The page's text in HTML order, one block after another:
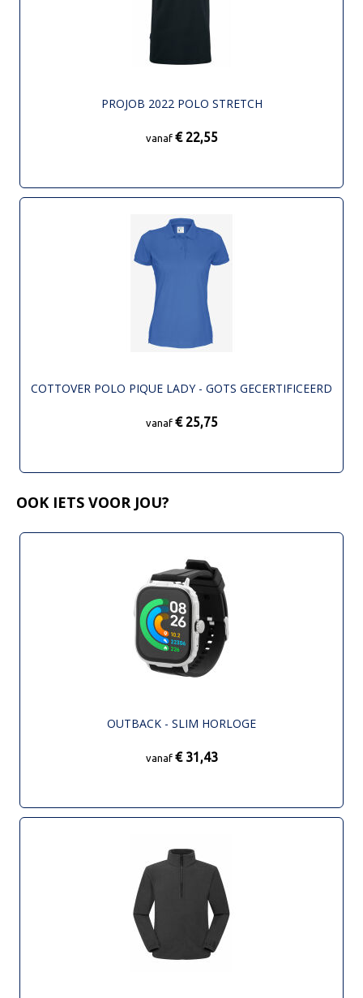
PROJOB 2022 POLO STRETCH
vanaf € 22,55
COTTOVER POLO PIQUE LADY - GOTS GECERTIFICEERD
vanaf € 25,75
OOK IETS VOOR JOU?
OUTBACK - SLIM HORLOGE
vanaf € 31,43